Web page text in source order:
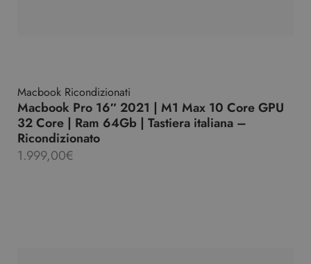
Macbook Ricondizionati
Macbook Pro 16″ 2021 | M1 Max 10 Core GPU
32 Core | Ram 64Gb | Tastiera italiana –
Ricondizionato
1.999,00€